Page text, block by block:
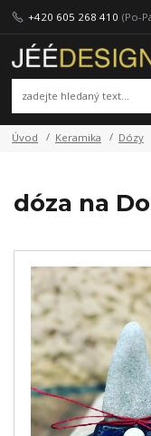
+420 605 268 410 (Po-
Úvod Keramika Dózy
dóza na